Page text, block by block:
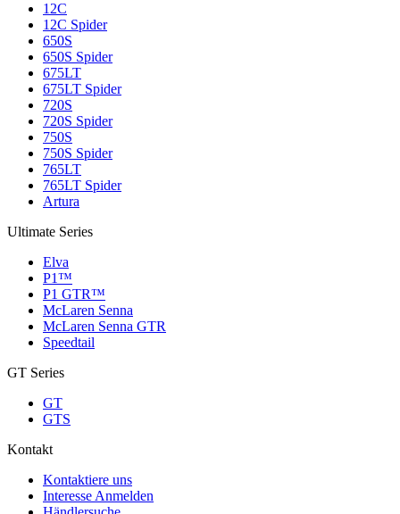
12C
12C Spider
650S
650S Spider
675LT
675LT Spider
720S
720S Spider
750S
750S Spider
765LT
765LT Spider
Artura
Ultimate Series
Elva
P1™
P1 GTR™
McLaren Senna
McLaren Senna GTR
Speedtail
GT Series
GT
GTS
Kontakt
Kontaktiere uns
Interesse Anmelden